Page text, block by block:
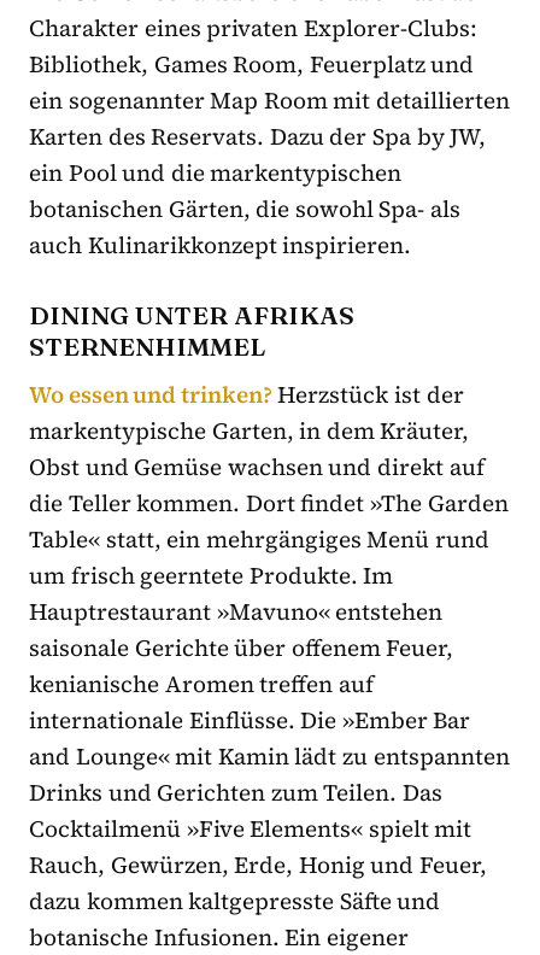
Charakter eines privaten Explorer-Clubs:
Bibliothek, Games Room, Feuerplatz und
ein sogenannter Map Room mit detaillierten
Karten des Reservats. Dazu der Spa by JW,
ein Pool und die markentypischen
botanischen Gärten, die sowohl Spa- als
auch Kulinarikkonzept inspirieren.
DINING UNTER AFRIKAS
STERNENHIMMEL
Wo essen und trinken?Herzstück ist der
markentypische Garten, in dem Kräuter,
Obst und Gemüse wachsen und direkt auf
die Teller kommen. Dort findet »The Garden
Table« statt, ein mehrgängiges Menü rund
um frisch geerntete Produkte. Im
Hauptrestaurant »Mavuno« entstehen
saisonale Gerichte über offenem Feuer,
kenianische Aromen treffen auf
internationale Einflüsse. Die »Ember Bar
and Lounge« mit Kamin lädt zu entspannten
Drinks und Gerichten zum Teilen. Das
Cocktailmenü »Five Elements« spielt mit
Rauch, Gewürzen, Erde, Honig und Feuer,
dazu kommen kaltgepresste Säfte und
botanische Infusionen. Ein eigener